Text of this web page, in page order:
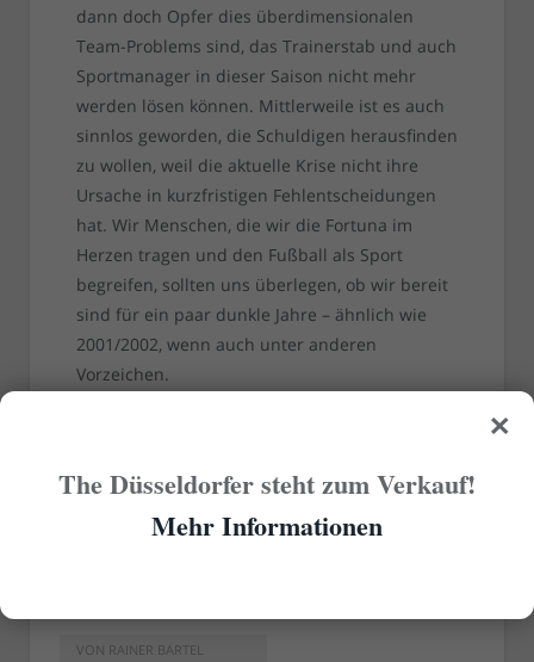
dann doch Opfer dies überdimensionalen
Team-Problems sind, das Trainerstab und auch
Sportmanager in dieser Saison nicht mehr
werden lösen können. Mittlerweile ist es auch
sinnlos geworden, die Schuldigen herausfinden
zu wollen, weil die aktuelle Krise nicht ihre
Ursache in kurzfristigen Fehlentscheidungen
hat. Wir Menschen, die wir die Fortuna im
Herzen tragen und den Fußball als Sport
begreifen, sollten uns überlegen, ob wir bereit
sind für ein paar dunkle Jahre – ähnlich wie
2001/2002, wenn auch unter anderen
Vorzeichen.
VON RAINER BARTEL
×
The Düsseldorfer steht zum Verkauf!
Mehr Informationen